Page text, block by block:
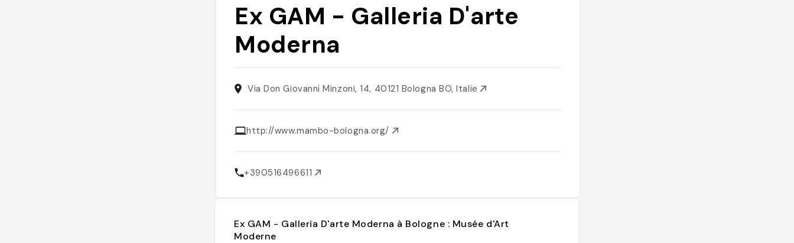
Ex GAM - Galleria D'arte
Moderna
Via Don Giovanni Minzoni, 14, 40121 Bologna BO, Italie
http://www.mambo-bologna.org/
+390516496611
Ex GAM - Galleria D'arte Moderna à Bologne : Musée d'Art
Moderne